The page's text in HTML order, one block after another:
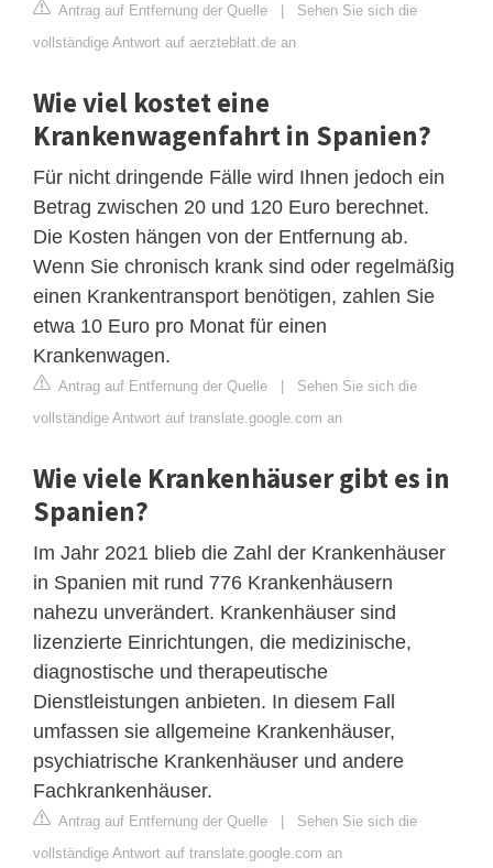
Antrag auf Entfernung der Quelle | Sehen Sie sich die
vollständige Antwort auf aerzteblatt.de an
Wie viel kostet eine
Krankenwagenfahrt in Spanien?
Für nicht dringende Fälle wird Ihnen jedoch ein
Betrag zwischen 20 und 120 Euro berechnet.
Die Kosten hängen von der Entfernung ab.
Wenn Sie chronisch krank sind oder regelmäßig
einen Krankentransport benötigen, zahlen Sie
etwa 10 Euro pro Monat für einen
Krankenwagen.
Antrag auf Entfernung der Quelle | Sehen Sie sich die
vollständige Antwort auf translate.google.com an
Wie viele Krankenhäuser gibt es in
Spanien?
Im Jahr 2021 blieb die Zahl der Krankenhäuser
in Spanien mit rund 776 Krankenhäusern
nahezu unverändert. Krankenhäuser sind
lizenzierte Einrichtungen, die medizinische,
diagnostische und therapeutische
Dienstleistungen anbieten. In diesem Fall
umfassen sie allgemeine Krankenhäuser,
psychiatrische Krankenhäuser und andere
Fachkrankenhäuser.
Antrag auf Entfernung der Quelle | Sehen Sie sich die
vollständige Antwort auf translate.google.com an